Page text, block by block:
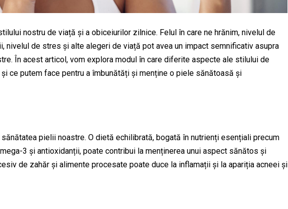
nostru de viață și a obiceiurilor zilnice. Felul în care ne hrănim, nivelul de
nivelul de stres și alte alegeri de viață pot avea un impact semnificativ asupra
În acest articol, vom explora modul în care diferite aspecte ale stilului de
ce putem face pentru a îmbunătăți și menține o piele sănătoasă și
pielii noastre. O dietă echilibrată, bogată în nutrienți esențiali precum
3 și antioxidanții, poate contribui la menținerea unui aspect sănătos și
de zahăr și alimente procesate poate duce la inflamații și la apariția acneei și